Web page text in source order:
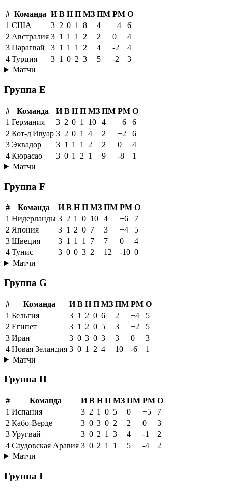
# Команда И В Н П МЗ ПМ РМ О
1 США 3 2 0 1 8 4 +4
6
2 Австралия 3 1 1 1 2 2 0
4
3 Парагвай 3 1 1 1 2 4 -2
4
4 Турция 3 1 0 2 3 5 -2
3
Матчи
Группа E
# Команда И В Н П МЗ ПМ РМ О
1 Германия 3 2 0 1 10 4 +6
6
2 Кот-д'Ивуар 3 2 0 1 4 2 +2
6
3 Эквадор 3 1 1 1 2 2 0
4
4 Кюрасао 3 0 1 2 1 9 -8
1
Матчи
Группа F
# Команда И В Н П МЗ ПМ РМ О
1 Нидерланды 3 2 1 0 10 4 +6
7
2 Япония 3 1 2 0 7 3 +4
5
3 Швеция 3 1 1 1 7 7 0
4
4 Тунис 3 0 0 3 2 12 -10 0
Матчи
Группа G
# Команда И В Н П МЗ ПМ РМ О
1 Бельгия 3 1 2 0 6 2 +4
5
2 Египет 3 1 2 0 5 3 +2
5
3 Иран 3 0 3 0 3 3 0
3
4 Новая Зеландия 3 0 1 2 4 10 -6
1
Матчи
Группа H
# Команда И В Н П МЗ ПМ РМ О
1 Испания 3 2 1 0 5 0 +5
7
2 Кабо-Верде 3 0 3 0 2 2 0
3
3 Уругвай 3 0 2 1 3 4 -1
2
4 Саудовская Аравия 3 0 2 1 1 5 -4
2
Матчи
Группа I